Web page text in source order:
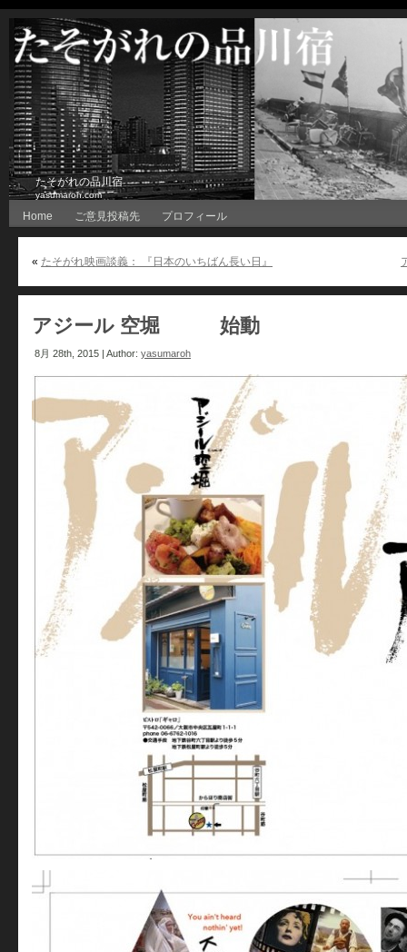
たそがれの品川宿
yasumaroh.com
Home ご意見投稿先 プロフィール
« たそがれ映画談義： 『日本のいちばん長い日』
アジール 空堀 始動
8月 28th, 2015 | Author: yasumaroh